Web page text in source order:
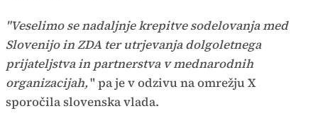
"Veselimo se nadaljnje krepitve sodelovanja med
Slovenijo in ZDA ter utrjevanja dolgoletnega
prijateljstva in partnerstva v mednarodnih
organizacijah," pa je v odzivu na omrežju X
sporočila slovenska vlada.